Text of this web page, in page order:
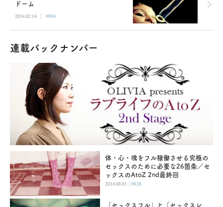
ドーム
2014.02.14 | #004
連載バックナンバー
体・心・魂をフル稼働させる究極の
セックスのために必要な26箇条／セ
ックスのAtoZ 2nd最終回
2014.08.01 |#028
「セックスフル」と「セックスレ